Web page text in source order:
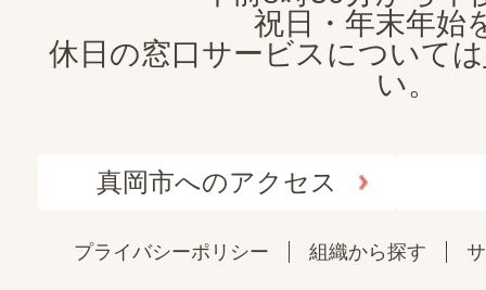
祝日・年末年始
休日の窓口サービスについては
い。
真岡市へのアクセス
プライバシーポリシー 組織から探す